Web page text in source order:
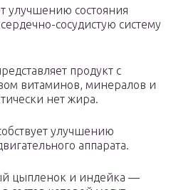
улучшению состояния
сосудистую систему
продукт с
витаминов, минералов и
нет жира.
улучшению
аппарата.
цыпленок и индейка —